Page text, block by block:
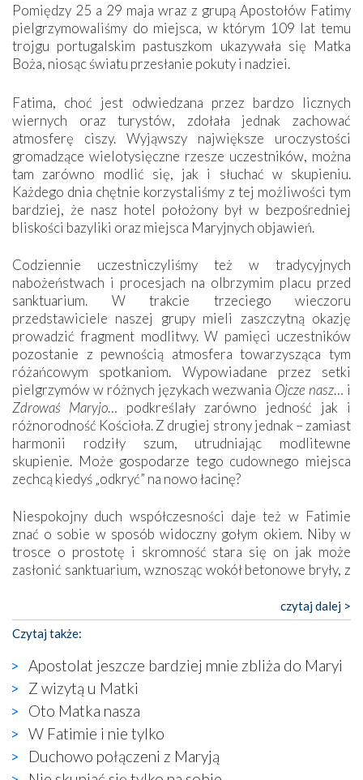
Pomiędzy 25 a 29 maja wraz z grupą Apostołów Fatimy
pielgrzymowaliśmy do miejsca, w którym 109 lat temu
trojgu portugalskim pastuszkom ukazywała się Matka
Boża, niosąc światu przesłanie pokuty i nadziei.
Fatima, choć jest odwiedzana przez bardzo licznych
wiernych oraz turystów, zdołała jednak zachować
atmosferę ciszy. Wyjąwszy największe uroczystości
gromadzące wielotysięczne rzesze uczestników, można
tam zarówno modlić się, jak i słuchać w skupieniu.
Każdego dnia chętnie korzystaliśmy z tej możliwości tym
bardziej, że nasz hotel położony był w bezpośredniej
bliskości bazyliki oraz miejsca Maryjnych objawień.
Codziennie uczestniczyliśmy też w tradycyjnych
nabożeństwach i procesjach na olbrzymim placu przed
sanktuarium. W trakcie trzeciego wieczoru
przedstawiciele naszej grupy mieli zaszczytną okazję
prowadzić fragment modlitwy. W pamięci uczestników
pozostanie z pewnością atmosfera towarzysząca tym
różańcowym spotkaniom. Wypowiadane przez setki
pielgrzymów w różnych językach wezwania Ojcze nasz… i
Zdrowaś Maryjo… podkreślały zarówno jedność jak i
różnorodność Kościoła. Z drugiej strony jednak – zamiast
harmonii rodziły szum, utrudniając modlitewne
skupienie. Może gospodarze tego cudownego miejsca
zechcą kiedyś „odkryć” na nowo łacinę?
Niespokojny duch współczesności daje też w Fatimie
znać o sobie w sposób widoczny gołym okiem. Niby w
trosce o prostotę i skromność stara się on jak może
zasłonić sanktuarium, wznosząc wokół betonowe bryły, z
katolickiego kultu. Tylko co wspólnego z żywą,
autentyczną wiarą mogą mieć płaskie, szare bunkry albo
kaplice, w których Tabernakulum przypomina bardziej
skrzynkę na narzędzia? Albo co powiedzieć o ustawionym
tuż przy nowej bazylice wielkim krzyżu, na którym
zamiast Chrystusa umieszczono dziwaczną postać jakby
wyjętą ze starożytnych hieroglifów? W kulturowym
kontekście naszych czasów to raczej karykatura niż godny
wizerunek Zbawiciela…
Zatem nawet w bezpośrednim otoczeniu sanktuarium
czytaj dalej >
Czytaj także:
Apostolat jeszcze bardziej mnie zbliża do Maryi
Z wizytą u Matki
Oto Matka nasza
W Fatimie i nie tylko
Duchowo połączeni z Maryją